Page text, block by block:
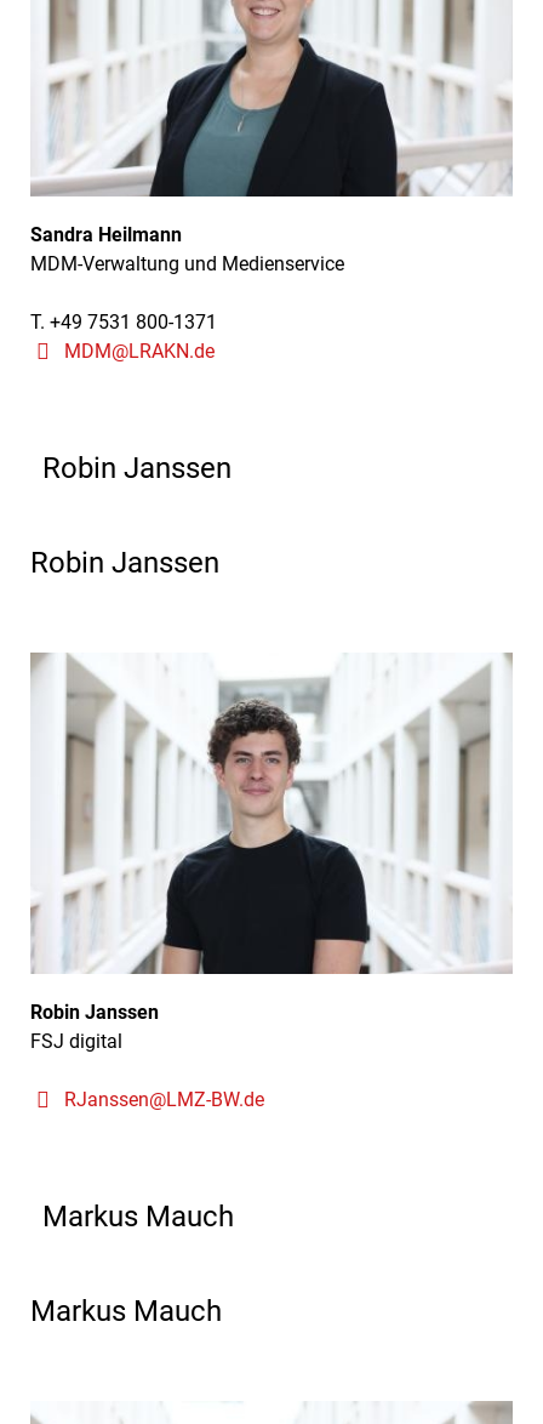
Sandra Heilmann
MDM-Verwaltung und Medienservice
T. +49 7531 800-1371
MDM@LRAKN.de
Robin Janssen
Robin Janssen
Robin Janssen
FSJ digital
RJanssen@LMZ-BW.de
Markus Mauch
Markus Mauch